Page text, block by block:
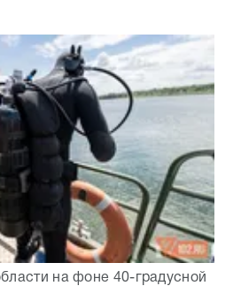
на фоне 40-градусной